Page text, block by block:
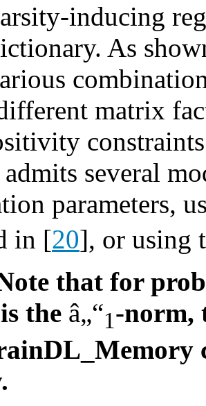
inducing
As
matrix
several
parameters,
in [20], or using
that for
is the â„“1-norm,